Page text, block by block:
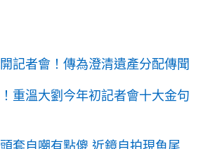
記者會！傳為澄清遺產分配傳聞
重溫大劉今年初記者會十大金句